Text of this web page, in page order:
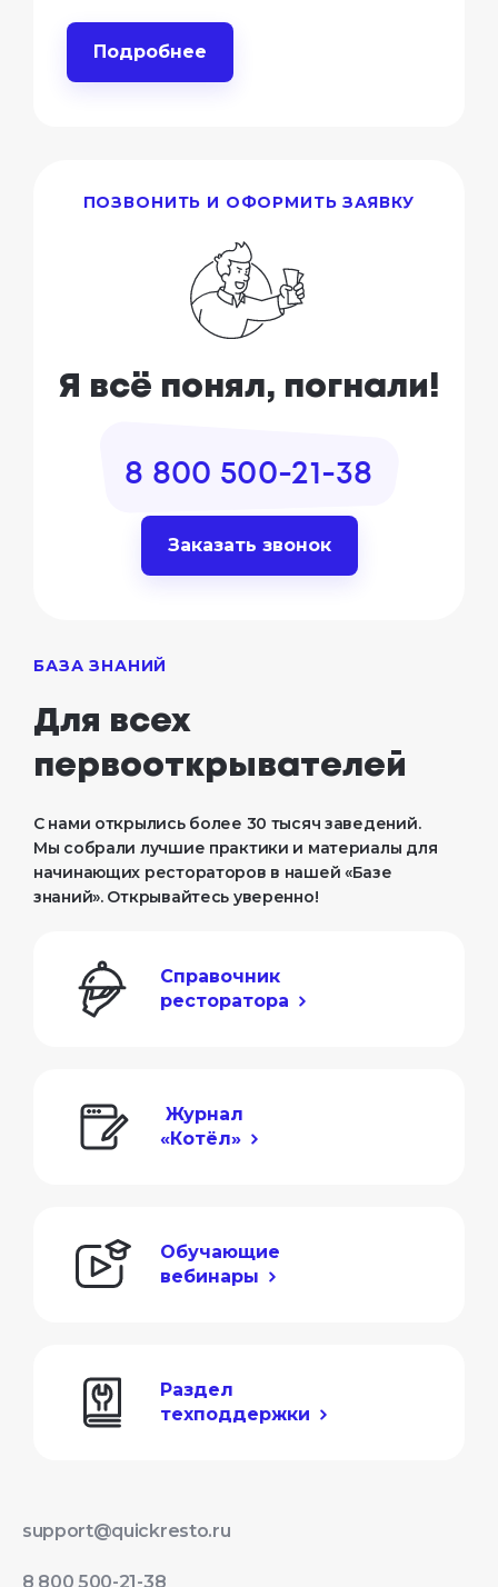
Подробнее
ПОЗВОНИТЬ И ОФОРМИТЬ ЗАЯВКУ
Я всё понял, погнали!
8 800 500-21-38
Заказать звонок
БАЗА ЗНАНИЙ
Для всех
первооткрывателей
С нами открылись более 30 тысяч заведений.
Мы собрали лучшие практики и материалы для
начинающих рестораторов в нашей «Базе
знаний». Открывайтесь уверенно!
Справочник
ресторатора
«Котёл»
Обучающие
вебинары
Раздел
техподдержки
support@quickresto.ru
8 800 500-21-38